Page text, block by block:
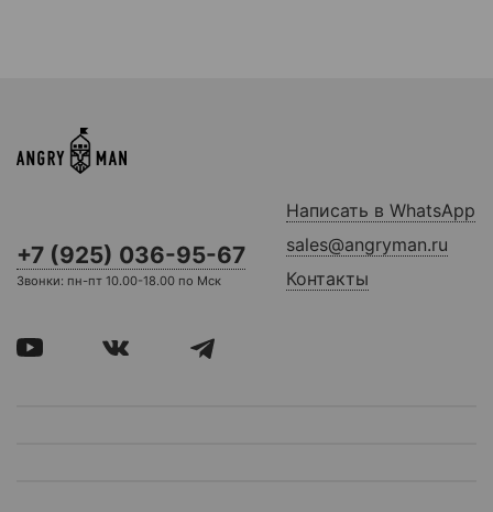
+7 (925) 036-95-67
Звонки: пн-пт 10.00-18.00 по Мск
Написать в WhatsApp
sales@angryman.ru
Контакты